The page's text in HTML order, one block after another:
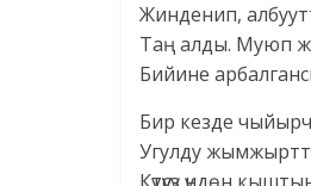
Жинденип,
Таң алды. Муюп
Бийине
Бир кезде
Угулду